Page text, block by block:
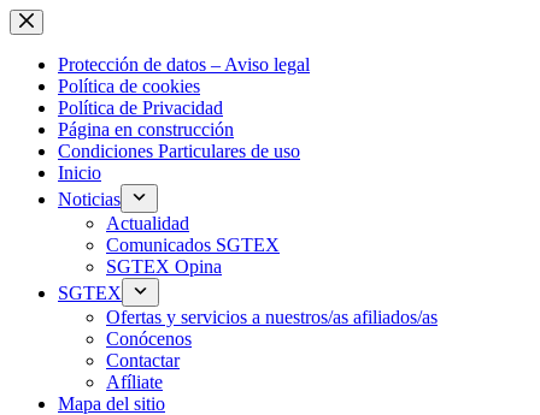
Saltar
al
contenidoProtección de datos – Aviso legal
Política de cookies
Política de Privacidad
Página en construcción
Condiciones Particulares de uso
Inicio
Noticias
Actualidad
Comunicados SGTEX
SGTEX Opina
SGTEX
Ofertas y servicios a nuestros/as afiliados/as
Conócenos
Contactar
Afíliate
Mapa del sitio